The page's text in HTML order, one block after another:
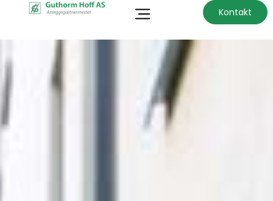
Kontakt